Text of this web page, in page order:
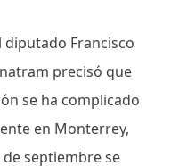
diputado Francisco
precisó que
se ha complicado
en Monterrey,
septiembre se